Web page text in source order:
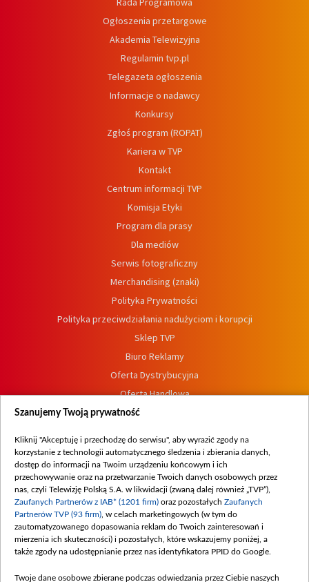
Ogłoszenia przetargowe
Akademia Telewizyjna
Regulamin tvp.pl
Telegazeta ogłoszenia
Informacje o nadawcy
Konkursy
Zgłoś program (ROPAT)
Kariera w TVP
Kontakt
Centrum informacji TVP
Komisja Etyki
Program dla prasy
Dla mediów
Serwis fotograficzny
Merchandising (znaki)
Polityka Prywatności
Polityka przeciwdziałania nadużyciom i korupcji
Sklep TVP
Biuro Reklamy
Oferta Dystrybucyjna
Oferta Handlowa
Dostępność
Procedura zgłoszeń wewnętrznych
Szanujemy Twoją prywatność
Kliknij "Akceptuję i przechodzę do serwisu", aby wyrazić zgody na
korzystanie z technologii automatycznego śledzenia i zbierania danych,
dostęp do informacji na Twoim urządzeniu końcowym i ich
przechowywanie oraz na przetwarzanie Twoich danych osobowych przez
nas, czyli Telewizję Polską S.A. w likwidacji (zwaną dalej również „TVP”),
Zaufanych Partnerów z IAB* (1201 firm) oraz pozostałych Zaufanych
Partnerów TVP (93 firm) , w celach marketingowych (w tym do
zautomatyzowanego dopasowania reklam do Twoich zainteresowań i
mierzenia ich skuteczności) i pozostałych, które wskazujemy poniżej, a
także zgody na udostępnianie przez nas identyfikatora PPID do Google.
Twoje dane osobowe zbierane podczas odwiedzania przez Ciebie naszych